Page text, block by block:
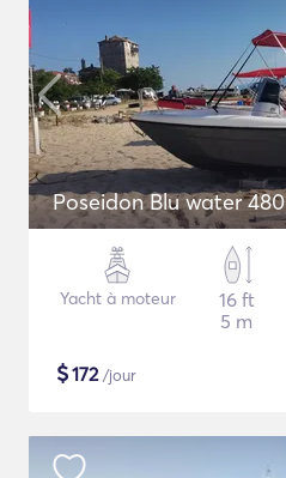
Poseidon Blu water 480
Yacht à moteur
16 ft
5 m
$172/jour